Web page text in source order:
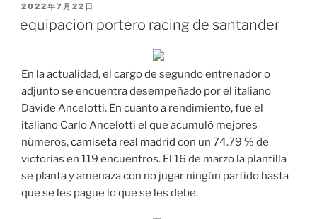
PUBLICADO
2022年7月22日
equipacion portero racing de santander
En la actualidad, el cargo de segundo entrenador o
adjunto se encuentra desempeñado por el italiano
Davide Ancelotti. En cuanto a rendimiento, fue el
italiano Carlo Ancelotti el que acumuló mejores
números,camiseta real madrid con un 74.79 % de
victorias en 119 encuentros. El 16 de marzo la plantilla
se planta y amenaza con no jugar ningún partido hasta
que se les pague lo que se les debe.